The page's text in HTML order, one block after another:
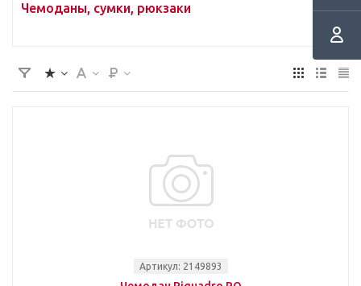
Чемоданы, сумки, рюкзаки
Артикул: 2149893